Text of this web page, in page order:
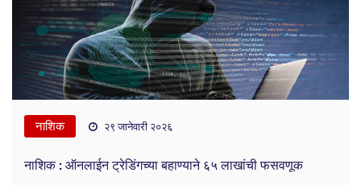
नाशिक २९ जानेवारी २०२६
नाशिक : ऑनलाईन ट्रेडिंगच्या बहाण्याने ६५ लाखांची फसवणूक